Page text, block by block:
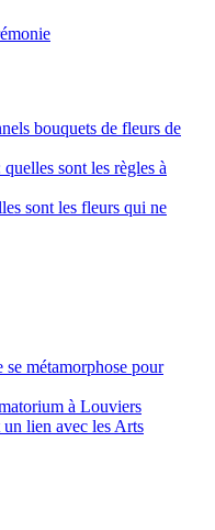
bouquets de fleurs de
sont les règles à
sont les fleurs qui ne
métamorphose pour
à Louviers
un lien avec les Arts